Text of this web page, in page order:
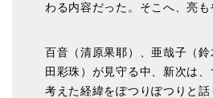
わる内容だった。そこへ、亮も
百音（清原果耶）、亜哉子（
田彩珠）が見守る中、新次は
考えた経緯をぽつりぽつりと話